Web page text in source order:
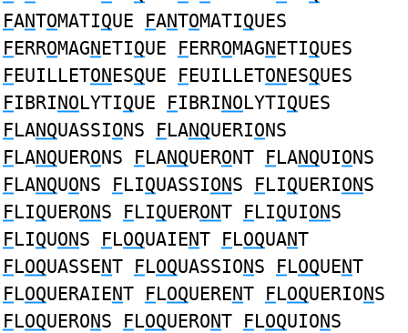
FANTOMATIQUE FANTOMATIQUES
FERROMAGNETIQUE FERROMAGNETIQUES
FEUILLETONESQUE FEUILLETONESQUES
FIBRINOLYTIQUE FIBRINOLYTIQUES
FLANQUASSIONS FLANQUERIONS
FLANQUERONS FLANQUERONT FLANQUIONS
FLANQUONS FLIQUASSIONS FLIQUERIONS
FLIQUERONS FLIQUERONT FLIQUIONS
FLIQUONS FLOQUAIENT FLOQUANT
FLOQUASSENT FLOQUASSIONS FLOQUENT
FLOQUERAIENT FLOQUERENT FLOQUERIONS
FLOQUERONS FLOQUERONT FLOQUIONS